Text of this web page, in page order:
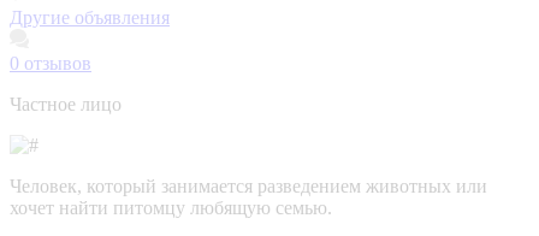
Другие объявления
0 отзывов
Частное лицо
Человек, который занимается разведением животных или
хочет найти питомцу любящую семью.